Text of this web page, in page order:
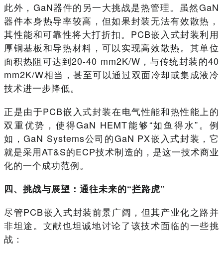
此外，GaN器件的另一大挑战是热管理。虽然GaN
器件本身热导率较高，但如果封装无法有效散热，
其性能和可靠性将大打折扣。PCB嵌入式封装利用
厚铜基板和导热材料，可以实现高效散热。其单位
面积热阻可达到20-40 mm2K/W，与传统封装的40
mm2K/W相当，甚至可以通过双面冷却或集成液冷
技术进一步降低。
正是由于PCB嵌入式封装在电气性能和热性能上的
双重优势，使得GaN HEMT能够“如鱼得水”。例
如，GaN Systems公司的GaN PX嵌入式封装，它
就是采用AT&S的ECP技术制造的，是这一技术商业
化的一个成功范例。
四、挑战与展望：通往未来的“拦路虎”
尽管PCB嵌入式封装前景广阔，但其产业化之路并
非坦途。文献也坦诚地讨论了该技术面临的一些挑
战：